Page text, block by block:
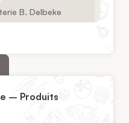
B. Delbeke
– Produits